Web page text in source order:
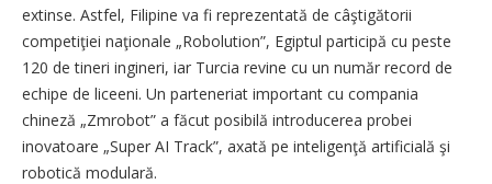
extinse. Astfel, Filipine va fi reprezentată de câştigătorii
competiţiei naţionale „Robolution”, Egiptul participă cu peste
120 de tineri ingineri, iar Turcia revine cu un număr record de
echipe de liceeni. Un parteneriat important cu compania
chineză „Zmrobot” a făcut posibilă introducerea probei
inovatoare „Super AI Track”, axată pe inteligenţă artificială şi
robotică modulară.